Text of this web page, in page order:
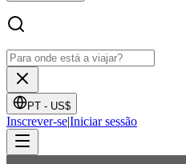
PT - US$
Inscrever-se|Iniciar sessão